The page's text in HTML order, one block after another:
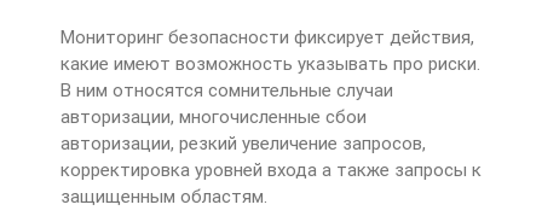
Мониторинг безопасности фиксирует действия,
какие имеют возможность указывать про риски.
В ним относятся сомнительные случаи
авторизации, многочисленные сбои
авторизации, резкий увеличение запросов,
корректировка уровней входа а также запросы к
защищенным областям.